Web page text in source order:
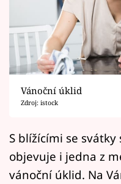
Sledujte prima+
Filmový festival
Přihlášení
Vánoční úklid
Zdroj: istock
S blížícími se
objevuje i jedna z
vánoční úklid. Na